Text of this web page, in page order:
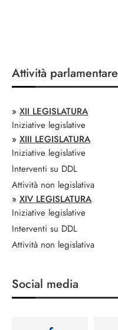
Attività parlamentare
» XII LEGISLATURA
Iniziative legislative
» XIII LEGISLATURA
Iniziative legislative
Interventi su DDL
Attività non legislativa
» XIV LEGISLATURA
Iniziative legislative
Interventi su DDL
Attività non legislativa
Social media